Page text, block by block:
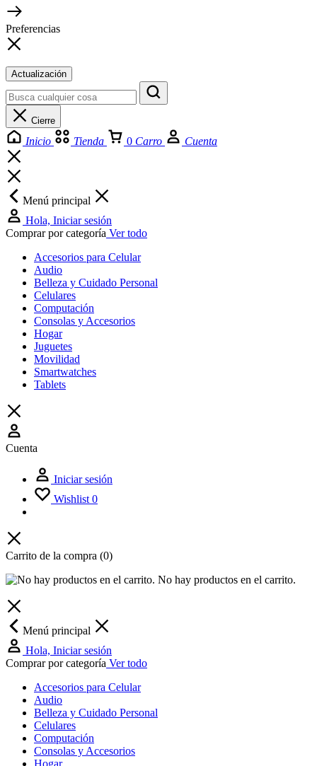
Preferencias
Actualización
Cierre
Inicio Tienda 0 Carro Cuenta
Menú principal
Hola, Iniciar sesión
Comprar por categoría Ver todo
Accesorios para Celular
Audio
Belleza y Cuidado Personal
Celulares
Computación
Consolas y Accesorios
Hogar
Juguetes
Movilidad
Smartwatches
Tablets
Cuenta
Iniciar sesión
Wishlist 0
Carrito de la compra (0)
No hay productos en el carrito.
Menú principal
Hola, Iniciar sesión
Comprar por categoría Ver todo
Accesorios para Celular
Audio
Belleza y Cuidado Personal
Celulares
Computación
Consolas y Accesorios
Hogar